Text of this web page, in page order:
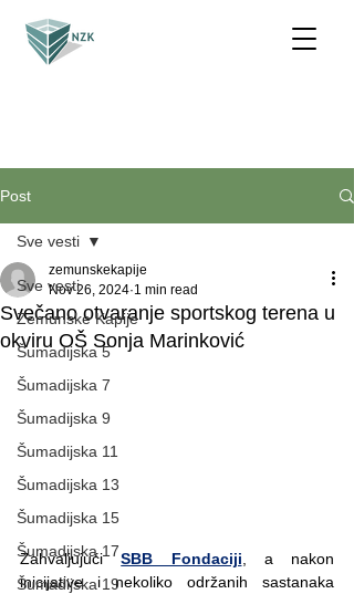
Post
Sve vesti
Zemunske Kapije
Šumadijska 5
Šumadijska 7
Šumadijska 9
Šumadijska 11
Šumadijska 13
Šumadijska 15
Šumadijska 17
Šumadijska 19
Sve vesti
Svečano otvaranje sportskog terena u
okviru OŠ Sonja Marinković
zemunskekapije
Nov 26, 2024 1 min read
Zahvaljujući SBB Fondaciji , a nakon
inicijative i nekoliko održanih sastanaka